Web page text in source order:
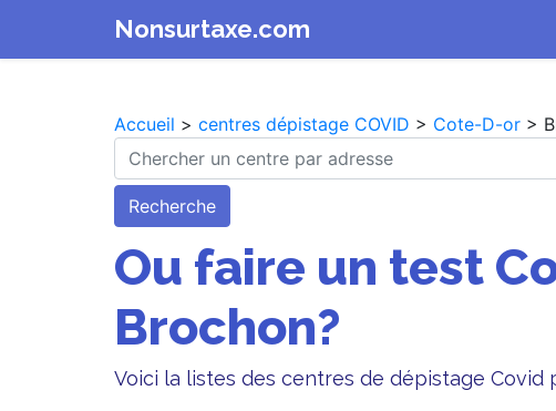
Nonsurtaxe.com
Accueil > centres dépistage COVID > Cote-D-or >
Recherche
Ou faire un test
Brochon?
Voici la listes des centres de dépistage Covid